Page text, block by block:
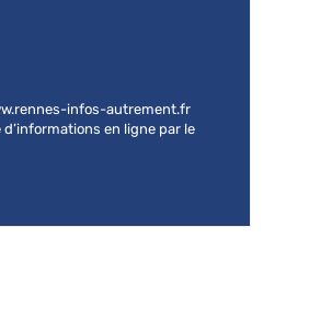
infos-autrement.fr
en ligne par le